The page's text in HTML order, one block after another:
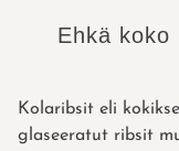
Ehkä koko
Kolaribsit eli
glaseeratut ribsit